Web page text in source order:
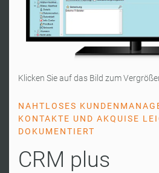
Klicken Sie auf das Bild zum
NAHTLOSES
KONTAKTE UND AKQUISE
DOKUMENTIERT
CRM plus